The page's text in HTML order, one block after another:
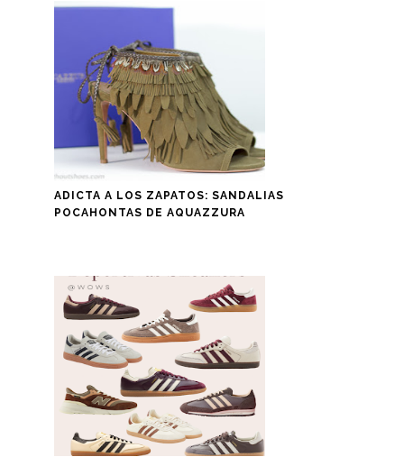
ADICTA A LOS ZAPATOS: SANDALIAS
POCAHONTAS DE AQUAZZURA